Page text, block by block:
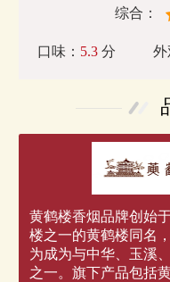
综合：
口味： 5.3分 外
黄鹤楼香烟品牌创始
楼之一的黄鹤楼同名
为成为与中华、玉溪
之一。旗下产品包括